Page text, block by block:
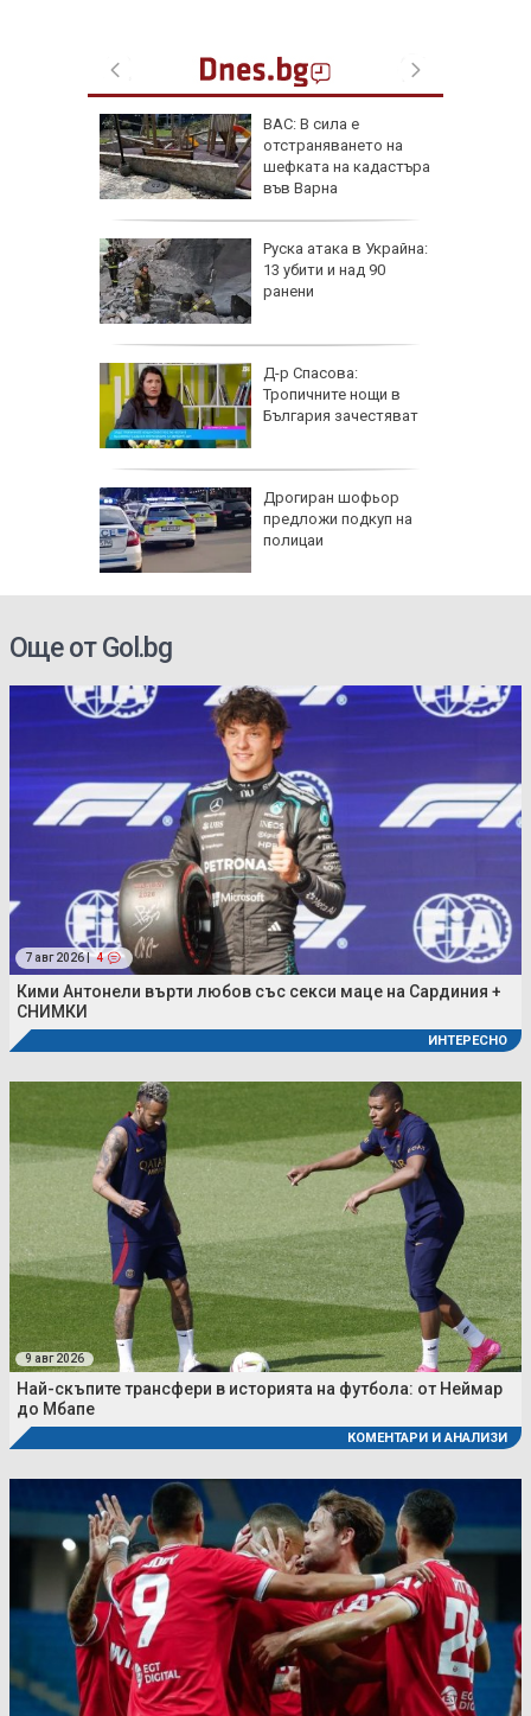
ВАС: В сила е
отстраняването на
шефката на кадастъра
във Варна
Руска атака в Украйна:
13 убити и над 90
ранени
Д-р Спасова:
Тропичните нощи в
България зачестяват
Дрогиран шофьор
предложи подкуп на
полицаи
Още от Gol.bg
7 авг 2026 | 4
Кими Антонели върти любов със секси маце на Сардиния +
СНИМКИ
ИНТЕРЕСНО
9 авг 2026
Най-скъпите трансфери в историята на футбола: от Неймар
до Мбапе
КОМЕНТАРИ И АНАЛИЗИ